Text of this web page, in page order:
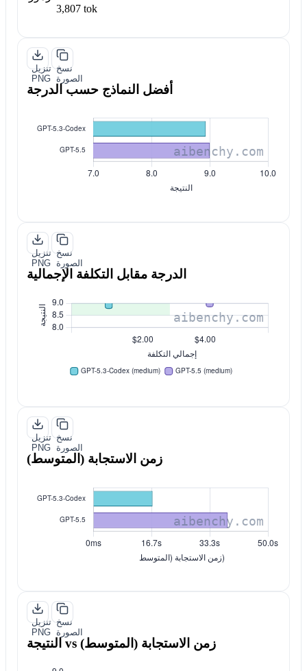
3,807 tok
تنزيل
PNG
نسخ
الصورة
أفضل النماذج حسب الدرجة
تنزيل
PNG
نسخ
الصورة
الدرجة مقابل التكلفة الإجمالية
تنزيل
PNG
نسخ
الصورة
زمن الاستجابة (المتوسط)
تنزيل
PNG
نسخ
الصورة
النتيجة vs زمن الاستجابة (المتوسط)